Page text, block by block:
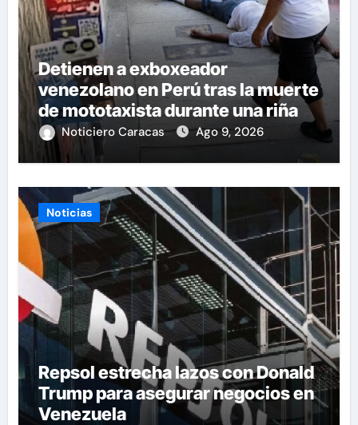
Detienen a exboxeador
venezolano en Perú tras la muerte
de mototaxista durante una riña
Noticiero Caracas Ago 9, 2026
Noticias
Repsol estrecha lazos con Donald
Trump para asegurar negocios en
Venezuela